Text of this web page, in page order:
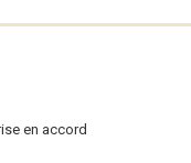
en accord